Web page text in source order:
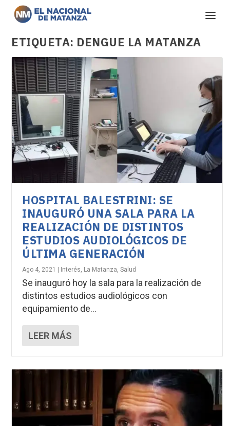
ETIQUETA: DENGUE LA MATANZA
HOSPITAL BALESTRINI: SE
INAUGURÓ UNA SALA PARA LA
REALIZACIÓN DE DISTINTOS
ESTUDIOS AUDIOLÓGICOS DE
ÚLTIMA GENERACIÓN
Ago 4, 2021 Interés, La Matanza,Salud
Se inauguró hoy la sala para la realización de
distintos estudios audiológicos con
equipamiento de...
LEER MÁS